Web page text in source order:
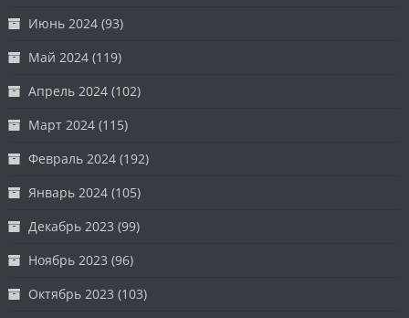
Июнь 2024 (93)
Май 2024 (119)
Апрель 2024 (102)
Март 2024 (115)
Февраль 2024 (192)
Январь 2024 (105)
Декабрь 2023 (99)
Ноябрь 2023 (96)
Октябрь 2023 (103)